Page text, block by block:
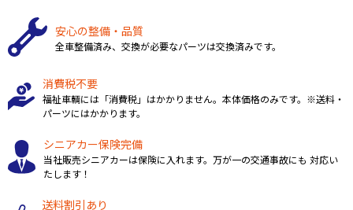
安心の整備・品質
全車整備済み、交換が必要なパーツは交換済みです。
消費税不要
福祉車輌には「消費税」はかかりません。本体価格のみです。※送料・
パーツにはかかります。
シニアカー保険完備
当社販売シニアカーは保険に入れます。万が一の交通事故にも 対応い
たします！
送料割引あり